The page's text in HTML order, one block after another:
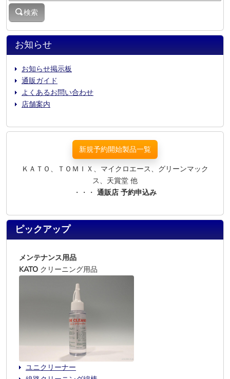
お知らせ
お知らせ掲示板
通販ガイド
よくあるお問い合わせ
店舗案内
検索
新規予約開始製品一覧
ＫＡＴＯ、ＴＯＭＩＸ、マイクロエース、グリーンマック
ス、天賞堂 他
・・・ 通販店 予約申込み
ピックアップ
メンテナンス用品
KATO クリーニング用品
ユニクリーナー